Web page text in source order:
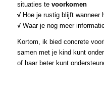
situaties te voorkomen
√ Hoe je rustig blijft wanneer
√ Waar je nog meer
Kortom, ik bied concrete
samen met je kind kunt
of haar beter kunt